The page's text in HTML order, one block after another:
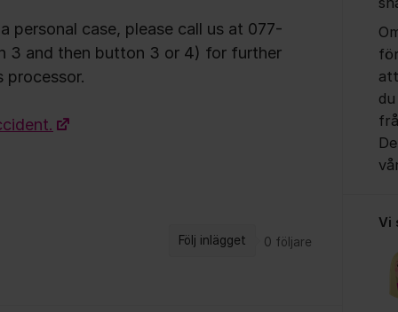
personal case, please call us at 077-
3 and then button 3 or 4) for further
processor.
Följ inlägget 0 följare
att
Vi